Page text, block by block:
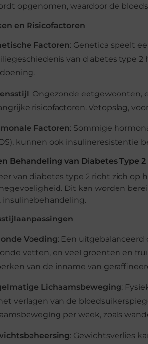
opgenomen, waardoor de
en Risicofactoren
Factoren: Genetica speelt
van diabetes type
: Ongezonde eetgewoonten,
risicofactoren. Vetopslag,
Factoren: Sommige
kunnen ook insulineresistentie
Behandeling van Diabetes Type 2
van diabetes type 2 richt zich op
Dit kan worden
insulinebehandeling.
Voeding: Een
vetten, en veel groenten en
van de inname van
Lichaamsbeweging:
verlagen van de
per week, zoals
: Gewichtsverlies